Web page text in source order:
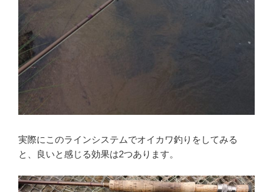
実際にこのラインシステムでオイカワ釣りをしてみる
と、良いと感じる効果は2つあります。